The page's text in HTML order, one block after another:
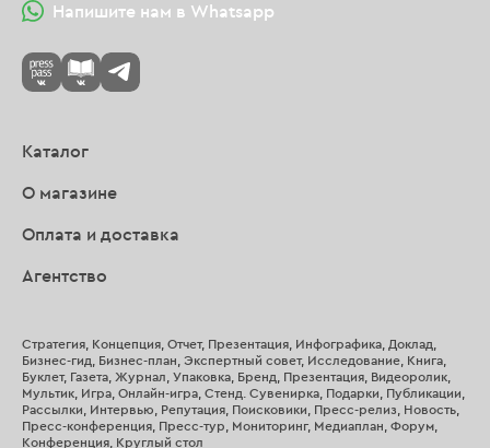
Напишите нам в Whatsapp
Каталог
О магазине
Оплата и доставка
Агентство
Стратегия, Концепция, Отчет, Презентация, Инфографика, Доклад,
Бизнес-гид, Бизнес-план, Экспертный совет, Исследование, Книга,
Буклет, Газета, Журнал, Упаковка, Бренд, Презентация, Видеоролик,
Мультик, Игра, Онлайн-игра, Стенд. Сувенирка, Подарки, Публикации,
Рассылки, Интервью, Репутация, Поисковики, Пресс-релиз, Новость,
Пресс-конференция, Пресс-тур, Мониторинг, Медиаплан, Форум,
Конференция, Круглый стол